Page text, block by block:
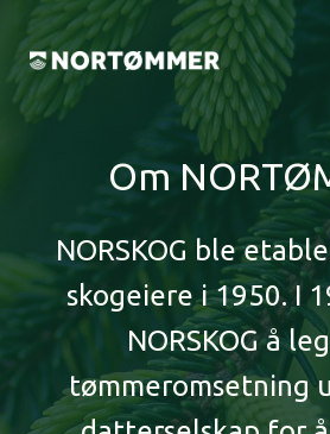
Skip
content
Om
NORSKOG ble
skogeiere i 1950. I
NORSKOG å
tømmeromsetning